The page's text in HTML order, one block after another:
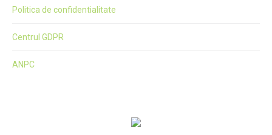
Politica de confidentialitate
Centrul GDPR
ANPC